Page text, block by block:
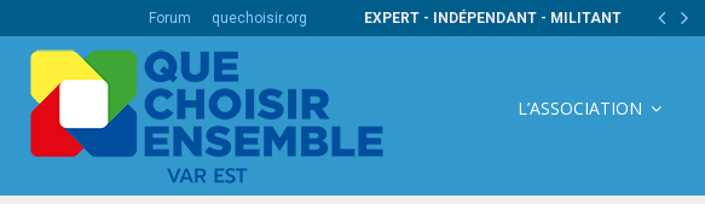
Forum quechoisir.org EXPERT - INDÉPENDANT - MILITANT
barres internationaux
L’ASSOCIATION